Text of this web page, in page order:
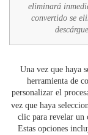
eliminará
convertido se
Una vez que haya
herramienta de
personalizar el
vez que haya
clic para revelar un
Estas opciones